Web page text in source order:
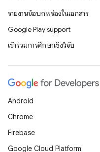
รายงานข้อบกพร่องในเอกสาร
Google Play support
เข้าร่วมการศึกษาเชิงวิจัย
Android
Chrome
Firebase
Google Cloud Platform